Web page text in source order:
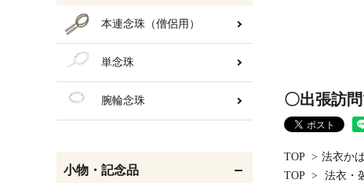
〇出張訪
TOP > 法衣か
TOP > 法衣・
本連念珠（僧侶用）
単念珠
腕輪念珠
小物・記念品